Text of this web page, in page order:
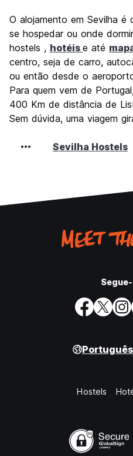
Cultura
Festas / vida noturna
Custo-beneficio
O alojamento em Sevilha é
se hospedar ou onde
hostels , hotéis e até
centro, seja de carro,
ou então desde o
Para quem vem de
400 Km de distância de
Sem dúvida, uma viagem
Sevilha Hostels
Português
Hostels